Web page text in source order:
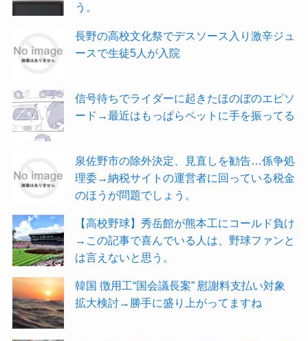
う。
長野の高校文化祭でデスソース入り激辛ジュ
ースで生徒5人が入院
信号待ちでライダーに起きたほのぼのエピソ
ード→最近はもっぱらペットに手を振ってる
泉佐野市の除外決定、見直しを勧告…係争処
理委→納税サイトの運営者に回っている税金
のほうが問題でしょう。
【高校野球】秀岳館が熊本工にコールド負け
→この記事で喜んでいる人は、野球ファンと
は言えないと思う。
韓国 徴用工“国会議長案” 慰謝料支払い対象
拡大検討→勝手に盛り上がってますね